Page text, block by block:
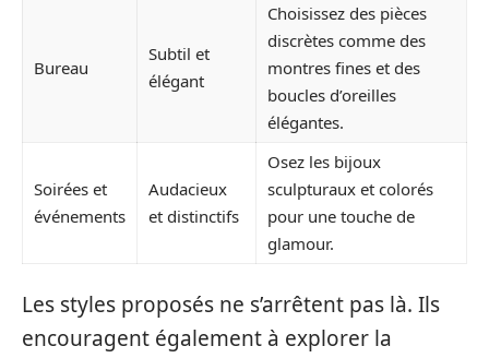
Bureau
Subtil et
élégant
Choisissez des pièces
discrètes comme des
montres fines et des
boucles d’oreilles
élégantes.
Soirées et
événements
Audacieux
et distinctifs
Osez les bijoux
sculpturaux et colorés
pour une touche de
glamour.
Les styles proposés ne s’arrêtent pas là. Ils
encouragent également à explorer la